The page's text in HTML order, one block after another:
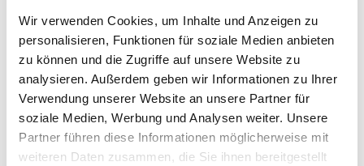
Wir verwenden Cookies, um Inhalte und Anzeigen zu
personalisieren, Funktionen für soziale Medien anbieten
zu können und die Zugriffe auf unsere Website zu
analysieren. Außerdem geben wir Informationen zu Ihrer
Verwendung unserer Website an unsere Partner für
soziale Medien, Werbung und Analysen weiter. Unsere
Partner führen diese Informationen möglicherweise mit
weiteren Daten zusammen, die Sie ihnen bereitgestellt
Bewerbung erklären Sie sich mit der Speicherung und
Weiterverarbeitung Ihrer persönlichen Daten
einverstanden.
* Charakter und Fähigkeiten sind entscheidend, nicht
das Geschlecht!